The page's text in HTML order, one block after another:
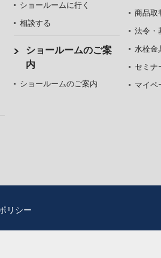
ショールームに行く
相談する
ショールームのご案
内
ショールームのご案内
商品取
法令・
水栓金
セミナ
マイペ
リシー